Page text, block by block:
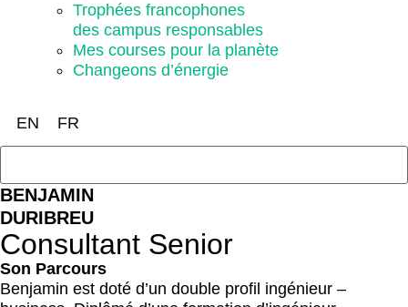
Trophées francophones
des campus responsables
Mes courses pour la planète
Changeons d’énergie
EN FR
BENJAMIN
DURIBREU
Consultant Senior
Son Parcours
Benjamin est doté d’un double profil ingénieur –